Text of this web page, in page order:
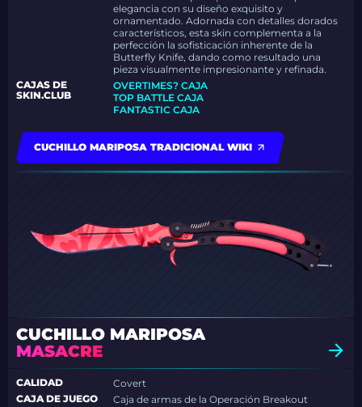
elegancia con su diseño exquisito y
ornamentado. Adornada con detalles dorados
característicos, esta skin complementa a la
perfección la sofisticación inherente de la
Butterfly Knife, dando como resultado una
pieza visualmente impresionante y refinada.
CAJAS DE
SKIN.CLUB
OVERTIMES? CAJA
TOP BATTLE CAJA
FANTASTIC CAJA
CUCHILLO MARIPOSA TRADICIONAL WIKI
CUCHILLO MARIPOSA
MASACRE
CALIDAD
Covert
CAJA DE JUEGO
Caja de armas de la Operación Breakout